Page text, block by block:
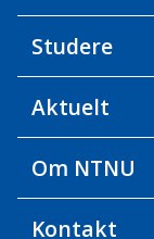
Studere
Aktuelt
Om NTNU
Kontakt